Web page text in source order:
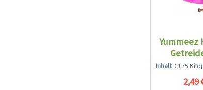
Yummeez
Inhalt0.175
2,49